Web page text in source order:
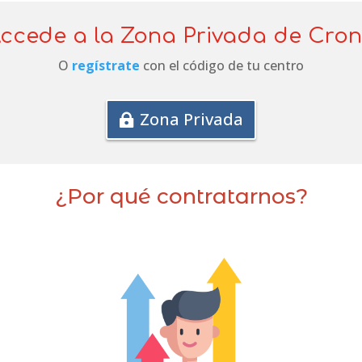
a la Zona Privada de
O regístrate con el código de tu centro
Zona Privada
¿Por qué contratarnos?